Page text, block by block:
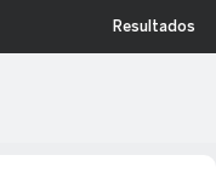
Resultados